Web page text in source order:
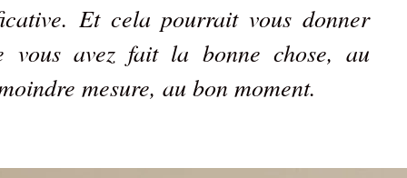
Et cela pourrait vous donner
vous avez fait la bonne chose, au
mesure, au bon moment.